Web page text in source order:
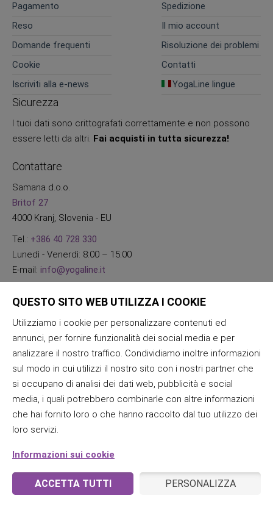
Pagamento
Spedizione
Reso
Il mio account
Domande frequenti
Risoluzione dei problemi
Cookie
Contatti
Iscriviti alla e-news
YogaLine lingue
Sicurezza
I tuoi dati sono crittografati correttamente e non possono
essere letti da altri. Fai acquisti in tutta sicurezza!
Contattare
Samana d.o.o.
Britof 27
4000 Kranj, Slovenia - EU
Tel.: +386 40 728 330
Lunedì - Venerdì: 8:00 – 15:00
E-mail: info@yogaline.it
QUESTO SITO WEB UTILIZZA I COOKIE
Utilizziamo i cookie per personalizzare contenuti ed
annunci, per fornire funzionalità dei social media e per
analizzare il nostro traffico. Condividiamo inoltre informazioni
sul modo in cui utilizzi il nostro sito con i nostri partner che
si occupano di analisi dei dati web, pubblicità e social
media, i quali potrebbero combinarle con altre informazioni
che hai fornito loro o che hanno raccolto dal tuo utilizzo dei
loro servizi.
Informazioni sui cookie
ACCETTA TUTTI PERSONALIZZA